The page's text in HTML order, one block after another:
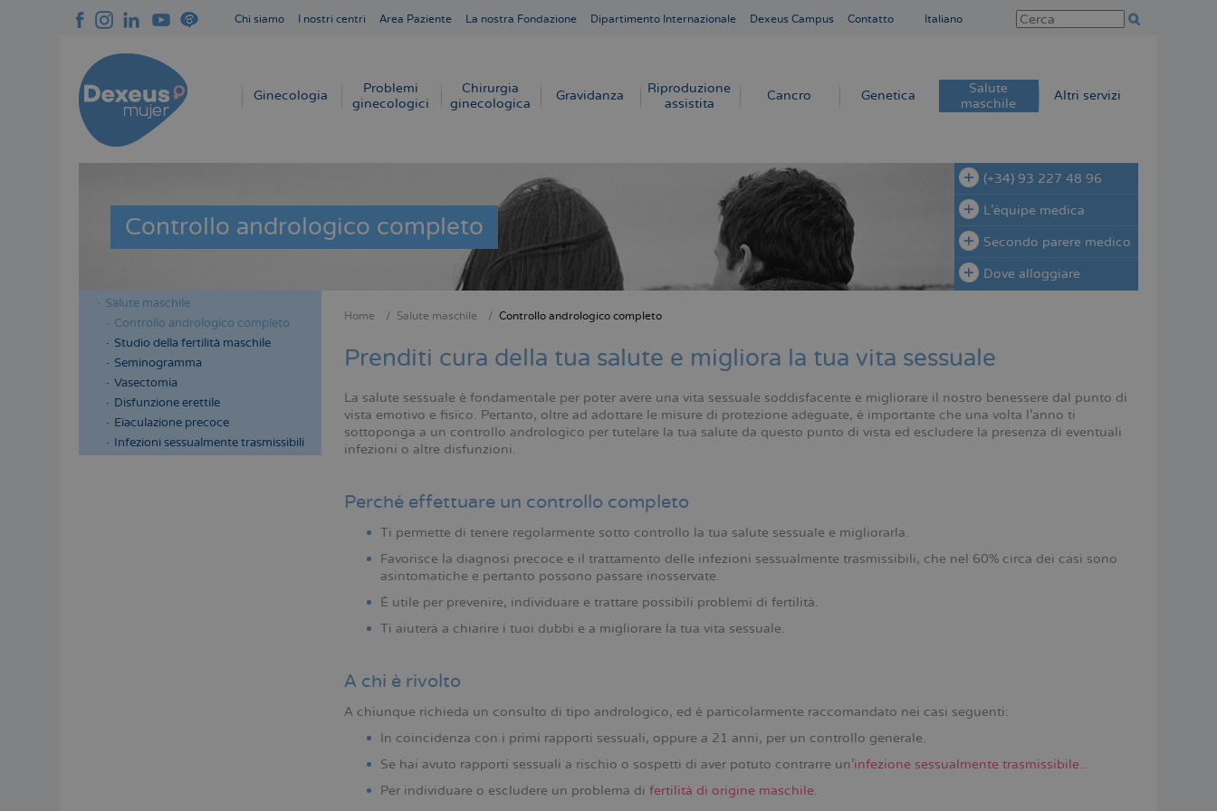
Chi siamo I nostri centri Area Paziente La nostra Fondazione Dipartimento Internazionale Dexeus Campus Contatto Italiano
Navegación
Ginecologia
Problemi
ginecologici
Chirurgia
ginecologica
Gravidanza
Riproduzione
assistita
Cancro Genetica
Salute
maschile
Altri servizi
Controllo andrologico completo
(+34) 93 227 48 96
L'équipe medica
Secondo parere medico
Dove alloggiare
Menú
lateral
cabecera
Menú
lateral
principal
Salute maschile
Controllo andrologico completo
Studio della fertilità maschile
Seminogramma
Vasectomia
Disfunzione erettile
Eiaculazione precoce
Infezioni sessualmente trasmissibili
di
Home Salute maschile Controllo andrologico completo
Prenditi cura della tua salute e migliora la tua vita sessuale
La salute sessuale è fondamentale per poter avere una vita sessuale soddisfacente e migliorare il nostro benessere dal punto di
vista emotivo e fisico. Pertanto, oltre ad adottare le misure di protezione adeguate, è importante che una volta l’anno ti
sottoponga a un controllo andrologico per tutelare la tua salute da questo punto di vista ed escludere la presenza di eventuali
infezioni o altre disfunzioni.
Perché effettuare un controllo completo
Ti permette di tenere regolarmente sotto controllo la tua salute sessuale e migliorarla.
Favorisce la diagnosi precoce e il trattamento delle infezioni sessualmente trasmissibili, che nel 60% circa dei casi sono
asintomatiche e pertanto possono passare inosservate.
È utile per prevenire, individuare e trattare possibili problemi di fertilità.
Ti aiuterà a chiarire i tuoi dubbi e a migliorare la tua vita sessuale.
A chi è rivolto
A chiunque richieda un consulto di tipo andrologico, ed è particolarmente raccomandato nei casi seguenti:
In coincidenza con i primi rapporti sessuali, oppure a 21 anni, per un controllo generale.
Se hai avuto rapporti sessuali a rischio o sospetti di aver potuto contrarre un’infezione sessualmente trasmissibile..
Per individuare o escludere un problema di fertilità di origine maschile.